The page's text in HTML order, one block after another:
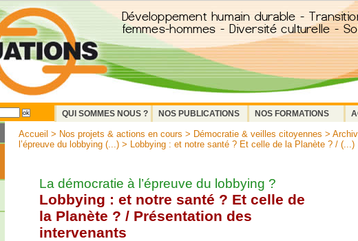
QUI SOMMES NOUS ? NOS PUBLICATIONS NOS FORMATIONS
Accueil > Nos projets & actions en cours > Démocratie & veilles citoyennes >
l’épreuve du lobbying (...) > Lobbying : et notre santé ? Et celle de la Planète ? / (...)
La démocratie à l’épreuve du lobbying ?
Lobbying : et notre santé ? Et celle de
la Planète ? / Présentation des
intervenants